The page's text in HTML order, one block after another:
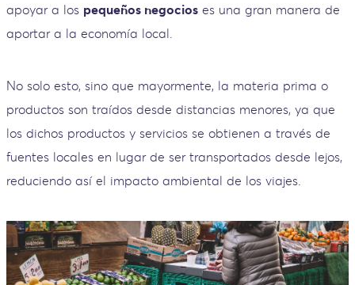
apoyar a los pequeños negocios es una gran manera de
aportar a la economía local.
No solo esto, sino que mayormente, la materia prima o
productos son traídos desde distancias menores, ya que
los dichos productos y servicios se obtienen a través de
fuentes locales en lugar de ser transportados desde lejos,
reduciendo así el impacto ambiental de los viajes.